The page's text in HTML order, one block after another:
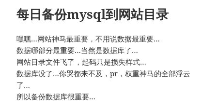
每日备份mysql到网站目录
嘿嘿…网站神马最重要，不用说数据最重要…
数据哪部分最重要…当然是数据库了…
网站目录文件飞了，起码只是损失样式…
数据库没了…你哭都来不及，pr，权重神马的全部浮云
了…
所以备份数据库很重要…